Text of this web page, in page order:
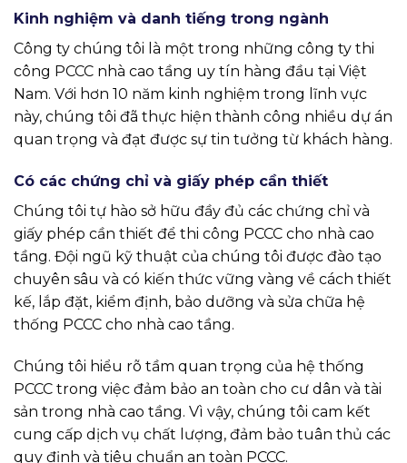
Kinh nghiệm và danh tiếng trong ngành
Công ty chúng tôi là một trong những công ty thi
công PCCC nhà cao tầng uy tín hàng đầu tại Việt
Nam. Với hơn 10 năm kinh nghiệm trong lĩnh vực
này, chúng tôi đã thực hiện thành công nhiều dự án
quan trọng và đạt được sự tin tưởng từ khách hàng.
Có các chứng chỉ và giấy phép cần thiết
Chúng tôi tự hào sở hữu đầy đủ các chứng chỉ và
giấy phép cần thiết để thi công PCCC cho nhà cao
tầng. Đội ngũ kỹ thuật của chúng tôi được đào tạo
chuyên sâu và có kiến thức vững vàng về cách thiết
kế, lắp đặt, kiểm định, bảo dưỡng và sửa chữa hệ
thống PCCC cho nhà cao tầng.
Chúng tôi hiểu rõ tầm quan trọng của hệ thống
PCCC trong việc đảm bảo an toàn cho cư dân và tài
sản trong nhà cao tầng. Vì vậy, chúng tôi cam kết
cung cấp dịch vụ chất lượng, đảm bảo tuân thủ các
quy định và tiêu chuẩn an toàn PCCC.